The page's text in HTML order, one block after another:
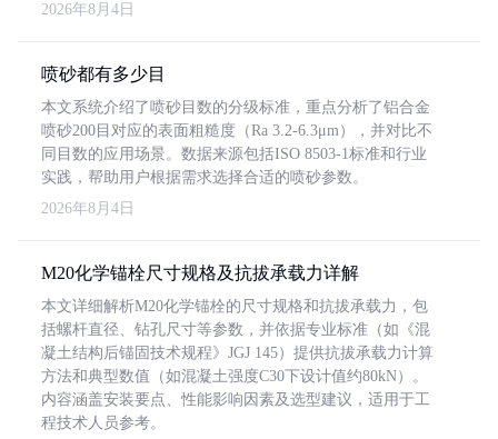
2026年8月4日
喷砂都有多少目
本文系统介绍了喷砂目数的分级标准，重点分析了铝合金
喷砂200目对应的表面粗糙度（Ra 3.2-6.3μm），并对比不
同目数的应用场景。数据来源包括ISO 8503-1标准和行业
实践，帮助用户根据需求选择合适的喷砂参数。
2026年8月4日
M20化学锚栓尺寸规格及抗拔承载力详解
本文详细解析M20化学锚栓的尺寸规格和抗拔承载力，包
括螺杆直径、钻孔尺寸等参数，并依据专业标准（如《混
凝土结构后锚固技术规程》JGJ 145）提供抗拔承载力计算
方法和典型数值（如混凝土强度C30下设计值约80kN）。
内容涵盖安装要点、性能影响因素及选型建议，适用于工
程技术人员参考。